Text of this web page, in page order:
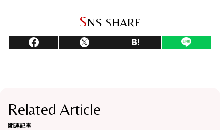
SNS SHARE
Related Article
関連記事